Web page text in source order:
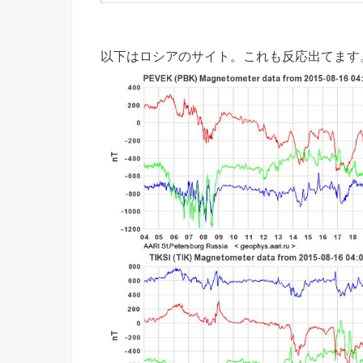
以下はロシアのサイト。これも反応出てます